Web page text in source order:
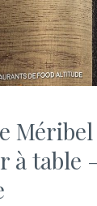
à table